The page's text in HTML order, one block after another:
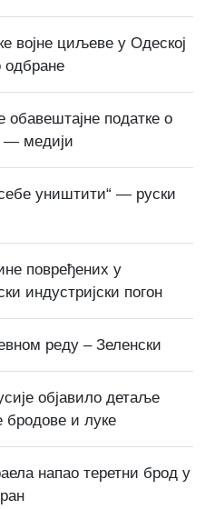
војне циљеве у Одеској
обавештајне податке о
— медији
уништити“ — руски
повређених у
индустријски погон
реду – Зеленски
објавило детаље
бродове и луке
напао теретни брод у